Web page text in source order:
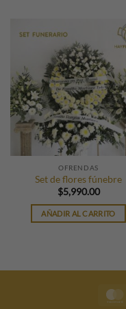
OFRENDAS
Set de flores fúnebre
$5,990.00
AÑADIR AL CARRITO